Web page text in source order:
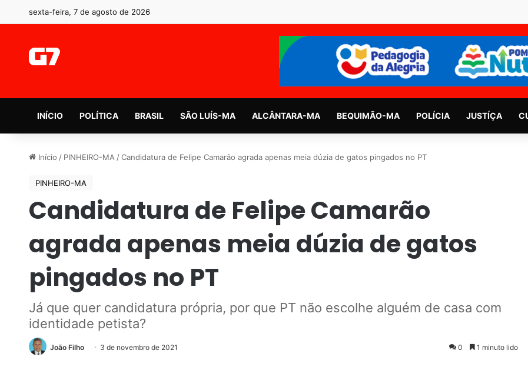
sexta-feira, 7 de agosto de 2026
INÍCIO POLÍTICA BRASIL SÃO LUÍS-MA ALCÂNTARA-MA BEQUIMÃO-MA POLÍCIA JUSTÍÇA
Início / PINHEIRO-MA / Candidatura de Felipe Camarão agrada apenas meia dúzia de gatos pingados no PT
PINHEIRO-MA
Candidatura de Felipe Camarão
agrada apenas meia dúzia de gatos
pingados no PT
Já que quer candidatura própria, por que PT não escolhe alguém de casa com
identidade petista?
João Filho 3 de novembro de 2021 0 1 minuto lido